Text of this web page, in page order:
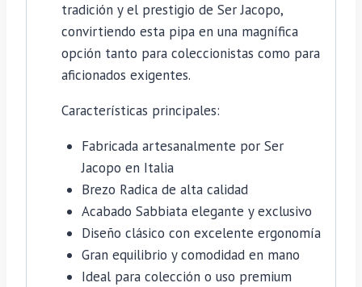
tradición y el prestigio de Ser Jacopo,
convirtiendo esta pipa en una magnífica
opción tanto para coleccionistas como para
aficionados exigentes.
Características principales:
Fabricada artesanalmente por Ser
Jacopo en Italia
Brezo Radica de alta calidad
Acabado Sabbiata elegante y exclusivo
Diseño clásico con excelente ergonomía
Gran equilibrio y comodidad en mano
Ideal para colección o uso premium